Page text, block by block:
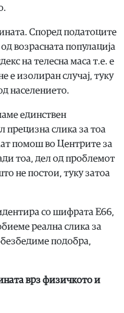
Според податоците
возрасната популација
на телесна маса т.е. е
е изолиран случај, туку
населението.
единствен
прецизна слика за тоа
помош во Центрите за
тоа, дел од проблемот
не постои, туку затоа
со шифрата Е66,
реална слика за
подобра,
врз физичкото и